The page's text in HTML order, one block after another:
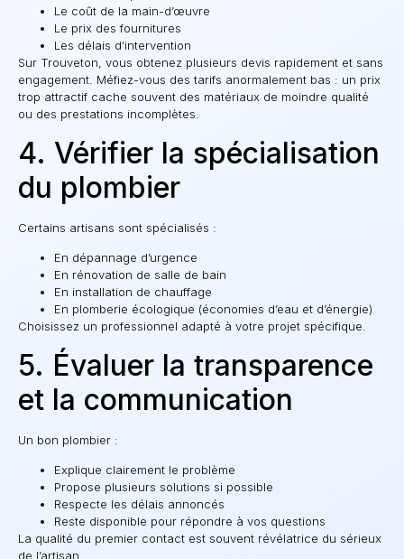
Le coût de la main-d’œuvre
Le prix des fournitures
Les délais d’intervention
Sur Trouveton, vous obtenez plusieurs devis rapidement et sans
engagement. Méfiez-vous des tarifs anormalement bas : un prix
trop attractif cache souvent des matériaux de moindre qualité
ou des prestations incomplètes.
4. Vérifier la spécialisation
du plombier
Certains artisans sont spécialisés :
En dépannage d’urgence
En rénovation de salle de bain
En installation de chauffage
En plomberie écologique (économies d’eau et d’énergie)
Choisissez un professionnel adapté à votre projet spécifique.
5. Évaluer la transparence
et la communication
Un bon plombier :
Explique clairement le problème
Propose plusieurs solutions si possible
Respecte les délais annoncés
Reste disponible pour répondre à vos questions
La qualité du premier contact est souvent révélatrice du sérieux
de l’artisan.